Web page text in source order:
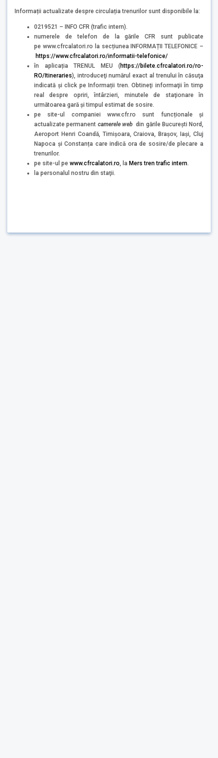
Informații actualizate despre circulația trenurilor sunt disponibile la:
0219521 – INFO CFR (trafic intern).
numerele de telefon de la gările CFR sunt publicate
pe www.cfrcalatori.ro la secțiunea INFORMAȚII TELEFONICE –
https://www.cfrcalatori.ro/informatii-telefonice/
în aplicația TRENUL MEU (https://bilete.cfrcalatori.ro/ro-
RO/Itineraries), introduceţi numărul exact al trenului în căsuţa
indicată şi click pe Informații tren. Obtineţi informaţii în timp
real despre opriri, întârzieri, minutele de staţionare în
următoarea gară şi timpul estimat de sosire.
pe site-ul companiei www.cfr.ro sunt funcționale și
actualizate permanent camerele web din gările București Nord,
Aeroport Henri Coandă, Timișoara, Craiova, Brașov, Iași, Cluj
Napoca și Constanța care indică ora de sosire/de plecare a
trenurilor.
pe site-ul pe www.cfrcalatori.ro , la Mers tren trafic intern
la personalul nostru din staţii.